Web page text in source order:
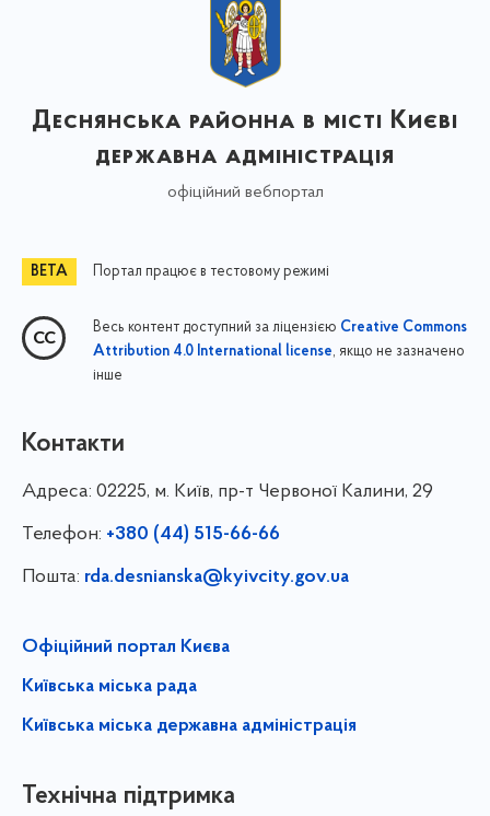
Деснянська районна в місті Києві
державна адміністрація
офіційний вебпортал
Портал працює в тестовому режимі
Весь контент доступний за ліцензією Creative Commons
Attribution 4.0 International license, якщо не зазначено
інше
Контакти
Адреса: 02225, м. Київ, пр-т Червоної Калини, 29
Телефон: +380 (44) 515-66-66
Пошта: rda.desnianska@kyivcity.gov.ua
Офіційний портал Києва
Київська міська рада
Київська міська державна адміністрація
Технічна підтримка